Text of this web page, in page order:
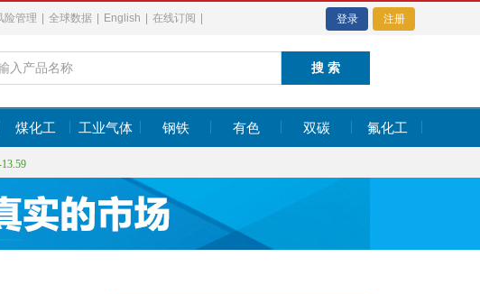
险管理 全球数据 English 在线订阅 登录 注册
煤化工 工业气体 钢铁 有色 双碳 氟化工
25530.28 -385.54 日经指数 65683.26 -617.18
25530.28 -385.54 日经指数 65683.26